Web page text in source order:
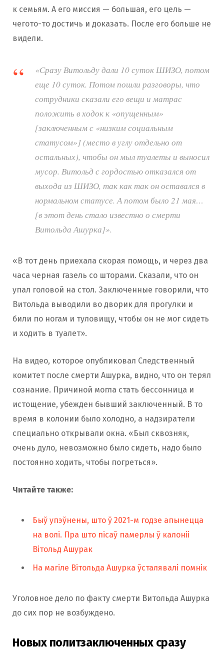
к семьям. А его миссия — большая, его цель —
чегото-то достичь и доказать. После его больше не
видели.
«Сразу Витольду дали 10 суток ШИЗО, потом
еще 10 суток. Потом пошли разговоры, что
сотрудники сказали его вещи и матрас
положить в ходок к «опущенным»
[заключенным с «низким социальным
статусом»] (место в углу отдельно от
остальных), чтобы он мыл туалеты и выносил
мусор. Витольд с гордостью отказался от
выхода из ШИЗО, так как так он оставался в
нормальном статусе. А потом было 21 мая…
[в этот день стало известно о смерти
Витольда Ашурка]».
«В тот день приехала скорая помощь, и через два
часа черная газель со шторами. Сказали, что он
упал головой на стол. Заключенные говорили, что
Витольда выводили во дворик для прогулки и
били по ногам и туловищу, чтобы он не мог сидеть
и ходить в туалет».
На видео, которое опубликовал Следственный
комитет после смерти Ашурка, видно, что он терял
сознание. Причиной могла стать бессонница и
истощение, убежден бывший заключенный. В то
время в колонии было холодно, а надзиратели
специально открывали окна. «Был сквозняк,
очень дуло, невозможно было сидеть, надо было
постоянно ходить, чтобы погреться».
Читайте также:
Быў упэўнены, што ў 2021-м годзе апынецца
на волі. Пра што пісаў памерлы ў калоніі
Вітольд Ашурак
На магіле Вітольда Ашурка ўсталявалі помнік
Уголовное дело по факту смерти Витольда Ашурка
до сих пор не возбуждено.
Новых политзаключенных сразу